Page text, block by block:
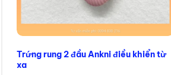
Trứng rung 2 đầu Ankni điều khiển từ
xa